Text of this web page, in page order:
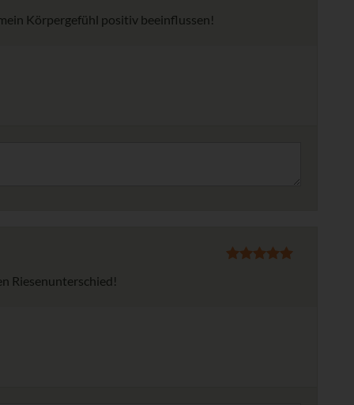
Körpergefühl positiv beeinflussen!
Riesenunterschied!